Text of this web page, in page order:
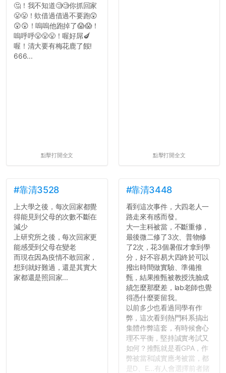
🤔！我不知道🧐🧐你抓回家
😤😤！欸借過借過不要跑😲
😲😲！嗚嗚他跑掉了😱😱！
嗚呼呼😤😤😤！喔好屌🍆
喔！清大要有梅花鹿了餒!
666...
點擊打開全文 點擊打開全文
#靠清3528
上大學之後，每次回家都覺
得能見到父母的次數不斷在
減少
上研究所之後，每次回家更
能感受到父母在變老
而現在因為疫情不敢回家，
想到就好難過，還是其實大
家都還是照回家...
#靠清3448
看到這次事件，大四老人一
路走來有感而發。
大一主科被當，不斷重修，
最後微二修了3次、普物修
了2次，花3個暑假才拿到學
分，好不容易大四終於可以
撥出時間做實驗、準備推
甄，結果推甄被教授洗臉成
績怎麼那麼差，lab老師也覺
得憑什麼要留我。
以前多少也看過同學有作
弊，這次看到熱門科系搞出
集體作弊這套，有時候會心
理不平衡，堅持誠實考試又
如何？推甄就是看GPA，作
弊被當和誠實應考被當，都
是D、E...有人會選擇前者賭